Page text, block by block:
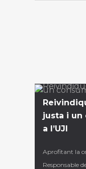
justa i un
a l’UJI
Aprofitant la
Responsable